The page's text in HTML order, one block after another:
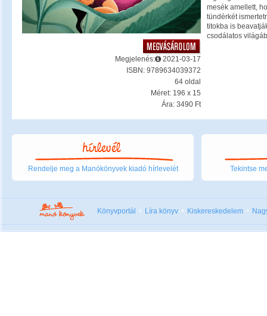
Megjelenés:
2021-03-17
ISBN: 9789634039372
64 oldal
Méret: 196 x 15
Ára: 3490 Ft
mesék amellett,
tündérkét
titokba is
csodálatos
Rendelje meg a Manókönyvek kiadó hírlevelét Tekintse
Könyvportál Líra könyv Kiskereskedelem